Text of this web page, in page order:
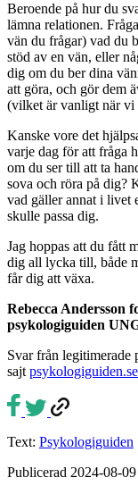
Beroende på hur du
lämna relationen.
vän du frågar) vad du
stöd av en vän, eller
dig om du ber dina
att göra, och gör dem
(vilket är vanligt när vi
Kanske vore det
varje dag för att fråga
om du ser till att ta
sova och röra på dig?
vad gäller annat i livet
skulle passa dig.
Jag hoppas att du fått
dig all lycka till, både
får dig att växa.
Rebecca Andersson
psykologiguiden
Svar från legitimerade
sajtpsykologiguiden.se
Text: Psykologiguiden
Publicerad 2024-08-09